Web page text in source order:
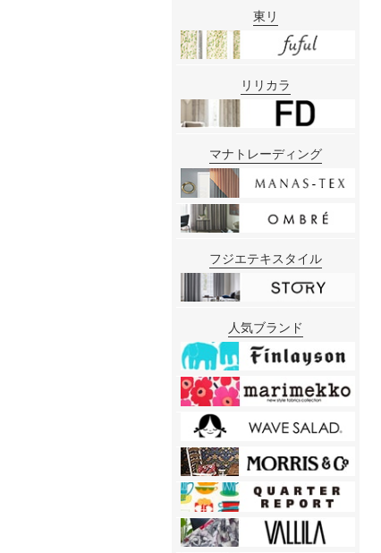
東リ
リリカラ
マナトレーディング
フジエテキスタイル
人気ブランド